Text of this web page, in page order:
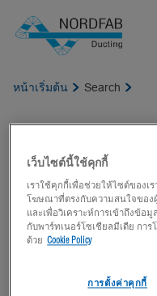
หน้าเริ่มต้น Search
ไม่พบผลลัพ
เว็บไซต์นี้ใช้คุกกี้
เราใช้คุกกี้เพื่อช่วยให้ไซต์ของเ
โฆษณาที่ตรงกับความสนใจของ
และเพื่อวิเคราะห์การเข้าถึงข้อ
กับพาร์ทเนอร์โซเชียลมีเดีย กา
ด้วย Cookie Policy
การตั้งค่าคุกกี้